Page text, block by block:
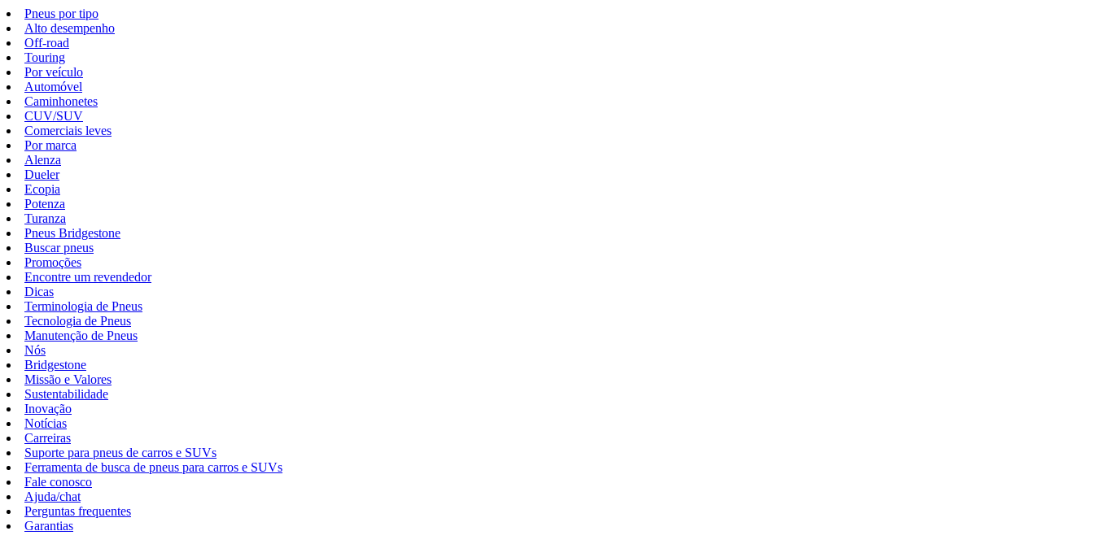
Pneus por tipo
Alto desempenho
Off-road
Touring
Por veículo
Automóvel
Caminhonetes
CUV/SUV
Comerciais leves
Por marca
Alenza
Dueler
Ecopia
Potenza
Turanza
Pneus Bridgestone
Buscar pneus
Promoções
Encontre um revendedor
Dicas
Terminologia de Pneus
Tecnologia de Pneus
Manutenção de Pneus
Nós
Bridgestone
Missão e Valores
Sustentabilidade
Inovação
Notícias
Carreiras
Suporte para pneus de carros e SUVs
Ferramenta de busca de pneus para carros e SUVs
Fale conosco
Ajuda/chat
Perguntas frequentes
Garantias